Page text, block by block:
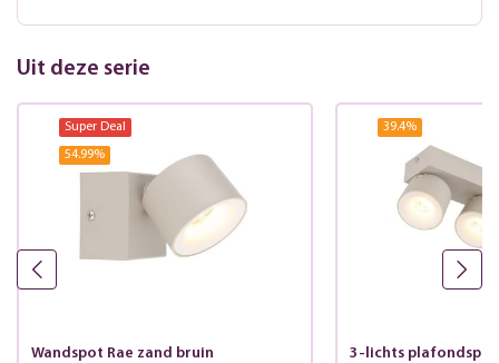
Uit deze serie
Super Deal
54.99%
Wandspot Rae zand bruin
39.4%
3-lichts plafondspot